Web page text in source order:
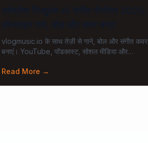
vlogmusic.io के साथ तेज़ी से गाने, बोल और संगीत कवर
बनाएं। YouTube, पॉडकास्ट, सोशल मीडिया और
Read More →